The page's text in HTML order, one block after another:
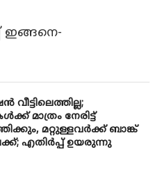
ഇങ്ങനെ-
മാത്രം നേരിട്ട്
മറ്റുള്ളവർക്ക് ബാങ്ക്
എതിർപ്പ് ഉയരുന്നു